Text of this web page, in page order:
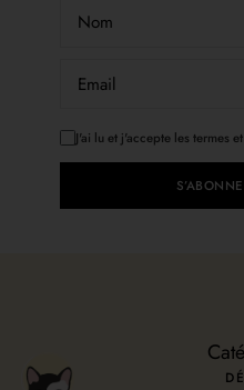
J'ai lu et j'accepte les termes